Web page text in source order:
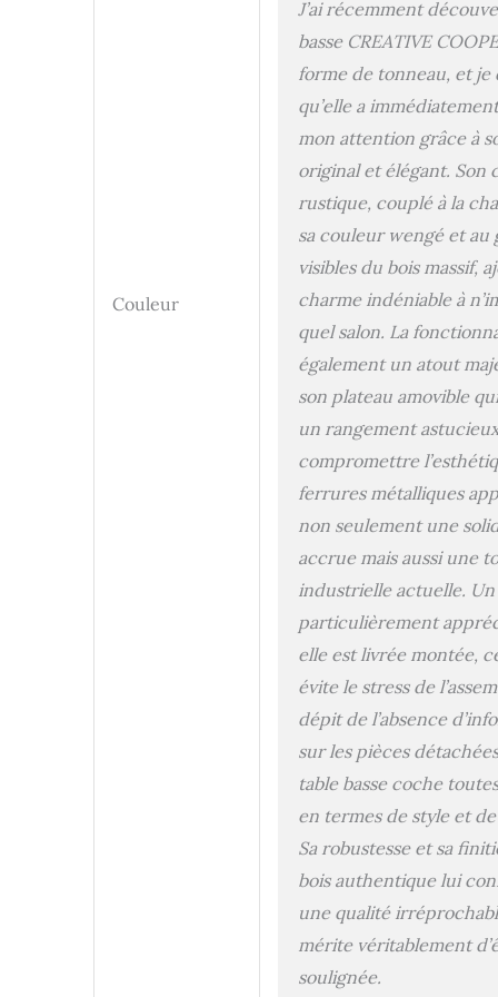
Couleur
pour le salon ou
basse pour le salon.
dans une édition
bois massif et la
solide assurent la
Fabriqué à la main à
matériaux de qualité
supérieure. Notre
salon n'est pas
mobilier, mais aussi un
investissement dans
et le style. Chaque art
unique, ce qui le rend
Table basse en bois.
Investissez dans une
solide qui résistera au
Pas de montage -
noire est entièrement
assemblée, de sorte
pouvez la placer
dans votre salon ou
cuisine. Idéal comme
basse simple ou table
décorative pour tout
intérieur. Gagnez du
profitez de meubles
fois pratiques et
anniversaire, la fête
pères, un rebord de
et de nombreuses
occasions - Vous
une idée cadeau
Cette table basse
forme de tonneau est
parfait pour toutes les
occasions : Noël, fête
pères, anniversaire de
mariage ou cadeau
collègue ou un
intérieurs uniques.
J’ai récemment
basse CREATIVE
forme de tonneau, et je
qu’elle a
mon attention grâce à
original et élégant. Son
rustique, couplé à la
sa couleur wengé et au
visibles du bois massif,
charme indéniable à
quel salon. La
également un atout
son plateau amovible
un rangement
compromettre
ferrures métalliques
non seulement une
accrue mais aussi une
industrielle actuelle.
particulièrement
elle est livrée montée,
évite le stress de
dépit de l’absence
sur les pièces
table basse coche
en termes de style et
Sa robustesse et sa
bois authentique lui
une qualité
mérite véritablement
soulignée.